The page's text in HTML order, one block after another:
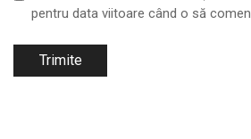
pentru data viitoare când o să